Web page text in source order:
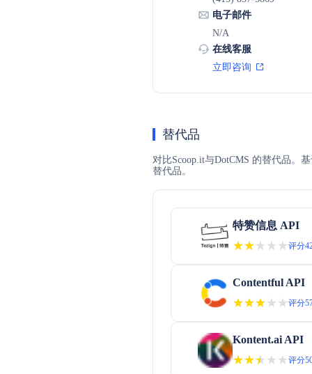
电子邮件
N/A
在线客服
立即咨询
替代品
对比Scoop.it与DotCMS 的替代品。
替代品。
特赞信息 API
★★★★★
★★★★★评分
Contentful API
★★★★★
★★★★★评分
Kontent.ai API
★★★★★
★★★★★评分